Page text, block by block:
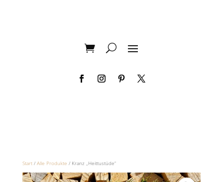
Start/ Alle Produkte / Kranz „Heittustüde“